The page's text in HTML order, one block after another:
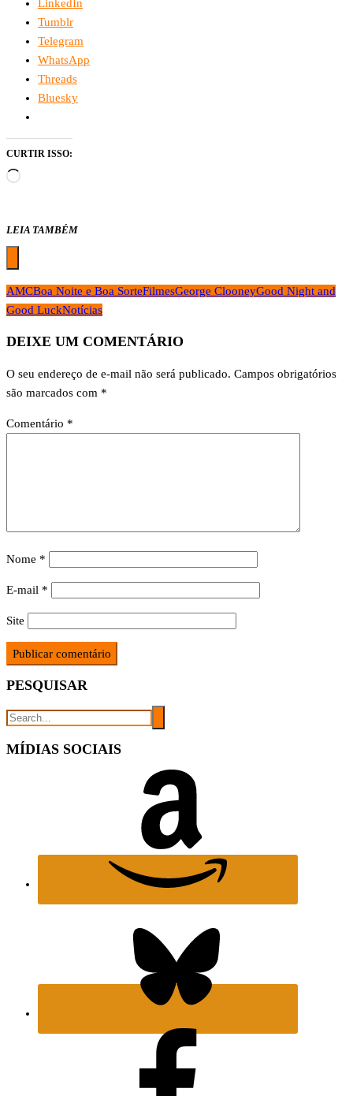
LinkedIn
Tumblr
Telegram
WhatsApp
Threads
Bluesky
CURTIR ISSO:
Carregando...
LEIA TAMBÉM
AMCBoa Noite e Boa SorteFilmesGeorge ClooneyGood Night and
Good LuckNotícias
DEIXE UM COMENTÁRIO
O seu endereço de e-mail não será publicado. Campos obrigatórios
são marcados com *
Comentário *
Nome *
E-mail *
Site
PESQUISAR
MÍDIAS SOCIAIS